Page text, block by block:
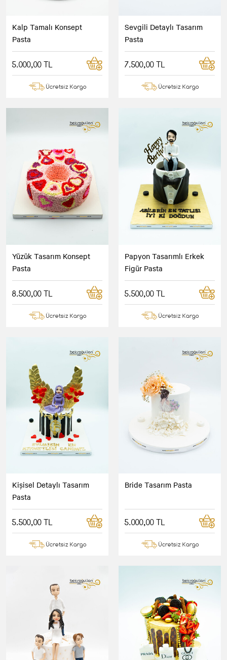
Kalp Tamalı Konsept
Pasta
5.000,00 TL
Ücretsiz Kargo
Sevgili Detaylı Tasarım
Pasta
7.500,00 TL
Ücretsiz Kargo
Yüzük Tasarım Konsept
Pasta
8.500,00 TL
Ücretsiz Kargo
Papyon Tasarımlı Erkek
Figür Pasta
5.500,00 TL
Ücretsiz Kargo
Kişisel Detaylı Tasarım
Pasta
5.500,00 TL
Ücretsiz Kargo
Bride Tasarım Pasta
5.000,00 TL
Ücretsiz Kargo